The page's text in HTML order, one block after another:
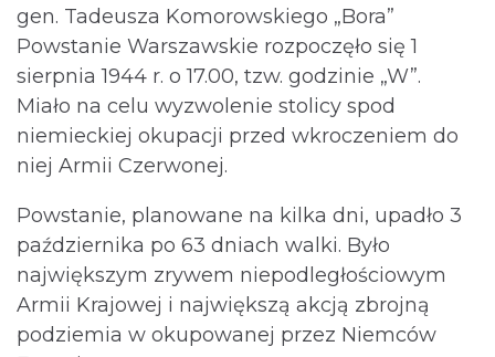
gen. Tadeusza Komorowskiego „Bora”
Powstanie Warszawskie rozpoczęło się 1
sierpnia 1944 r. o 17.00, tzw. godzinie „W”.
Miało na celu wyzwolenie stolicy spod
niemieckiej okupacji przed wkroczeniem do
niej Armii Czerwonej.
Powstanie, planowane na kilka dni, upadło 3
października po 63 dniach walki. Było
największym zrywem niepodległościowym
Armii Krajowej i największą akcją zbrojną
podziemia w okupowanej przez Niemców